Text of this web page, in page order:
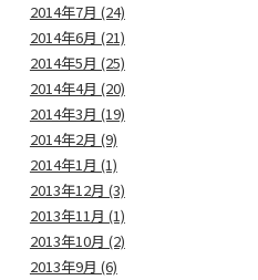
2014年7月 (24)
2014年6月 (21)
2014年5月 (25)
2014年4月 (20)
2014年3月 (19)
2014年2月 (9)
2014年1月 (1)
2013年12月 (3)
2013年11月 (1)
2013年10月 (2)
2013年9月 (6)